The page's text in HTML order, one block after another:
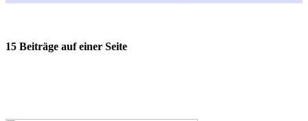
15 Beiträge auf einer Seite